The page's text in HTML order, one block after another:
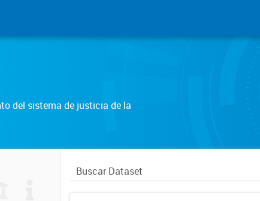
del sistema de justicia de la